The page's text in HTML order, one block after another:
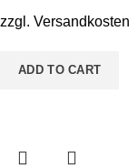
zzgl. Versandkosten
ADD TO CART